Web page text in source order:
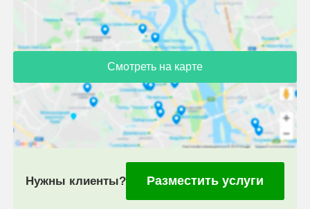
Смотреть на карте
Нужны клиенты? Разместить услуги